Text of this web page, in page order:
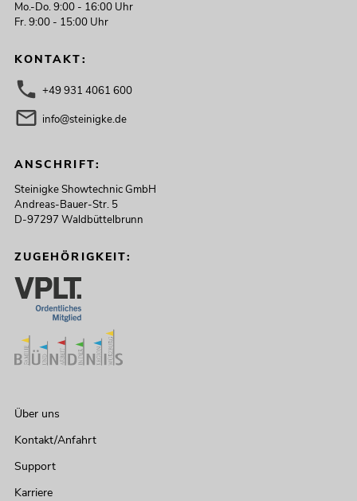
Mo.-Do. 9:00 - 16:00 Uhr
Fr. 9:00 - 15:00 Uhr
KONTAKT:
+49 931 4061 600
info@steinigke.de
ANSCHRIFT:
Steinigke Showtechnic GmbH
Andreas-Bauer-Str. 5
D-97297 Waldbüttelbrunn
ZUGEHÖRIGKEIT:
Über uns
Kontakt/Anfahrt
Support
Karriere